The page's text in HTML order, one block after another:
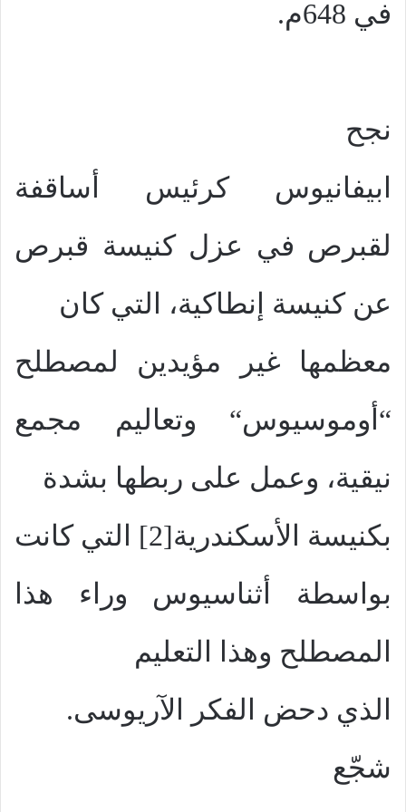
في 648م.
نجح
ابيفانيوس كرئيس أساقفة
لقبرص في عزل كنيسة قبرص
عن كنيسة إنطاكية، التي كان
معظمها غير مؤيدين لمصطلح
“أوموسيوس“ وتعاليم مجمع
نيقية، وعمل على ربطها بشدة
بكنيسة الأسكندرية[2] التي كانت
بواسطة أثناسيوس وراء هذا
المصطلح وهذا التعليم
الذي دحض الفكر الآريوسى.
شجّع